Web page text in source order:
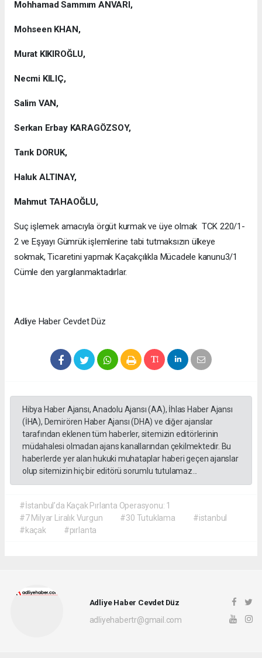
Mohhamad Sammım ANVARI,
Mohseen KHAN,
Murat KIKIROĞLU,
Necmi KILIÇ,
Salim VAN,
Serkan Erbay KARAGÖZSOY,
Tarık DORUK,
Haluk ALTINAY,
Mahmut TAHAOĞLU,
Suç işlemek amacıyla örgüt kurmak ve üye olmak TCK 220/1-
2 ve Eşyayı Gümrük işlemlerine tabi tutmaksızın ülkeye
sokmak, Ticaretini yapmak Kaçakçılıkla Mücadele kanunu3/1
Cümle den yargılanmaktadırlar.
Adliye Haber Cevdet Düz
Hibya Haber Ajansı, Anadolu Ajansı (AA), İhlas Haber Ajansı
(İHA), Demirören Haber Ajansı (DHA) ve diğer ajanslar
tarafından eklenen tüm haberler, sitemizin editörlerinin
müdahalesi olmadan ajans kanallarından çekilmektedir. Bu
haberlerde yer alan hukuki muhataplar haberi geçen ajanslar
olup sitemizin hiç bir editörü sorumlu tutulamaz...
#İstanbul’da Kaçak Pırlanta Operasyonu: 1
#7 Milyar Liralık Vurgun
#30 Tutuklama
#istanbul
#kaçak
#pırlanta
Adliye Haber Cevdet Düz
adliyehabertr@gmail.com